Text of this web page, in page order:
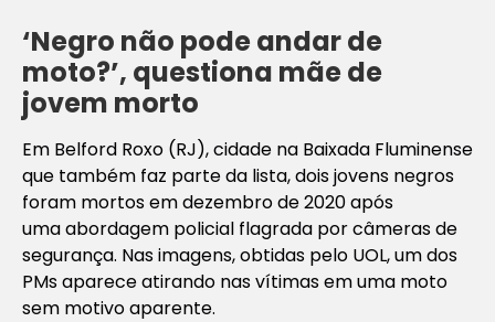
‘Negro não pode andar de
moto?’, questiona mãe de
jovem morto
Em Belford Roxo (RJ), cidade na Baixada Fluminense
que também faz parte da lista, dois jovens negros
foram mortos em dezembro de 2020 após
uma abordagem policial flagrada por câmeras de
segurança. Nas imagens, obtidas pelo UOL, um dos
PMs aparece atirando nas vítimas em uma moto
sem motivo aparente.